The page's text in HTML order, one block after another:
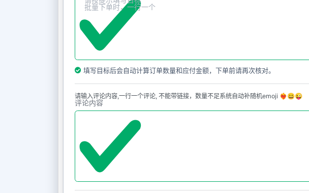
填写目标后会自动计算订单数量和应付金额，下单前请再次核对。
请输入评论内容,一行一个评论, 不能带链接，数量不足系统自动补随机emoji ❤️‍🔥😀😜
评论内容